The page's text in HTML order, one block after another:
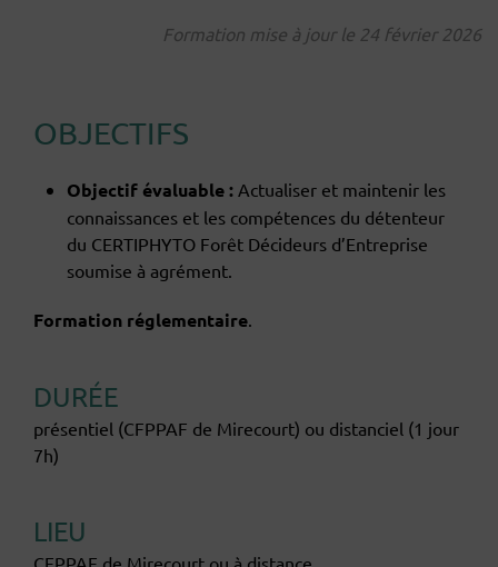
Formation mise à jour le 24 février 2026
OBJECTIFS
Objectif évaluable : Actualiser et maintenir les
connaissances et les compétences du détenteur
du CERTIPHYTO Forêt Décideurs d’Entreprise
soumise à agrément.
Formation réglementaire.
DURÉE
présentiel (CFPPAF de Mirecourt) ou distanciel (1 jour
7h)
LIEU
CFPPAF de Mirecourt ou à distance